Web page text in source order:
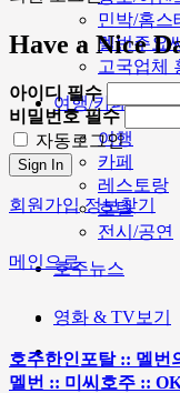
민박/홈스
멜번주요
고국업체
여행/카페
여행
카페
레스토랑
호텔
전시/공연
호주뉴스
영화 & TV보기
Have a Nice
아이디 필수
비밀번호필수
자동로그인
Sign In
회원가입 정보찾기
메인으로
호주한인포탈 :: 멜번
멜번 :: 미씨호주 ::